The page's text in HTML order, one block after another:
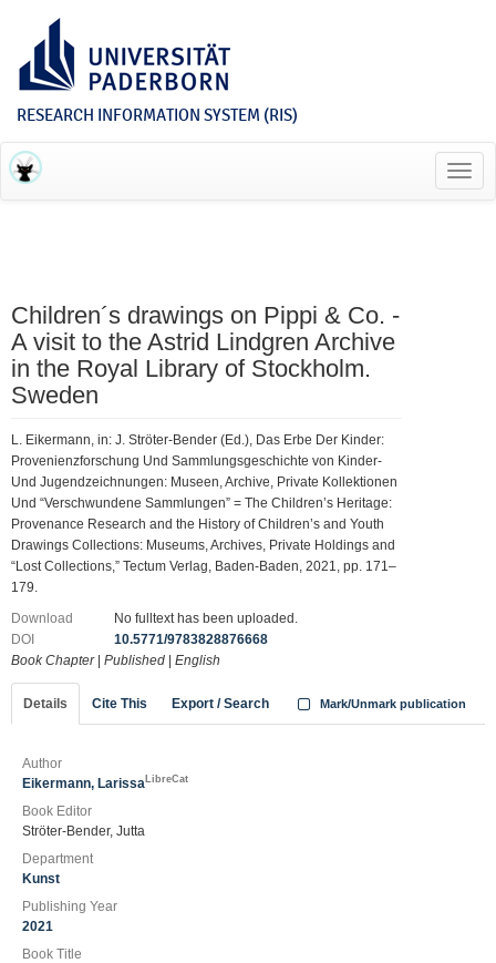
RESEARCH INFORMATION SYSTEM (RIS)
Children´s drawings on Pippi & Co. -
A visit to the Astrid Lindgren Archive
in the Royal Library of Stockholm.
Sweden
L. Eikermann, in: J. Ströter-Bender (Ed.), Das Erbe Der Kinder:
Provenienzforschung Und Sammlungsgeschichte von Kinder-
Und Jugendzeichnungen: Museen, Archive, Private Kollektionen
Und “Verschwundene Sammlungen” = The Children’s Heritage:
Provenance Research and the History of Children’s and Youth
Drawings Collections: Museums, Archives, Private Holdings and
“Lost Collections,” Tectum Verlag, Baden-Baden, 2021, pp. 171–
179.
Download
No fulltext has been uploaded.
DOI
10.5771/9783828876668
Book Chapter| Published English
Details Cite This Export / Search Mark/Unmark publication
Author
Eikermann, Larissa LibreCat
Book Editor
Ströter-Bender, Jutta
Department
Kunst
Publishing Year
2021
Book Title